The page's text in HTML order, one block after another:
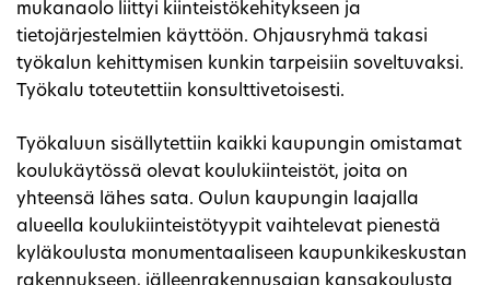
mukanaolo liittyi kiinteistökehitykseen ja
tietojärjestelmien käyttöön. Ohjausryhmä takasi
työkalun kehittymisen kunkin tarpeisiin soveltuvaksi.
Työkalu toteutettiin konsulttivetoisesti.
Työkaluun sisällytettiin kaikki kaupungin omistamat
koulukäytössä olevat koulukiinteistöt, joita on
yhteensä lähes sata. Oulun kaupungin laajalla
alueella koulukiinteistötyypit vaihtelevat pienestä
kyläkoulusta monumentaaliseen kaupunkikeskustan